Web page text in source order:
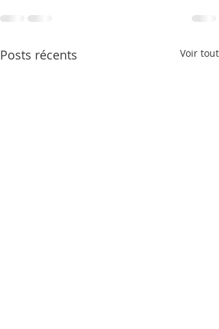
Posts récents Voir tout